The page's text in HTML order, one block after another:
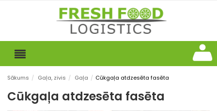
Sākums / Gaļa, zivis / Gaļa / Cūkgaļa atdzesēta fasēta
Cūkgaļa atdzesēta fasēta